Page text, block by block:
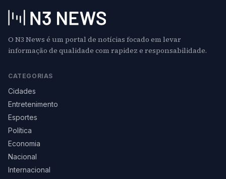
O N3 News é um portal de notícias focado em levar
informação de qualidade com rapidez e responsabilidade.
CATEGORIAS
Cidades
Entretenimento
Esportes
Política
Economia
Nacional
Internacional